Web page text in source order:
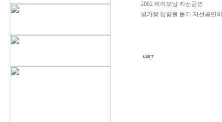
2002 제이모닝 자선공연
성가정 입양원 돕기 자선공연